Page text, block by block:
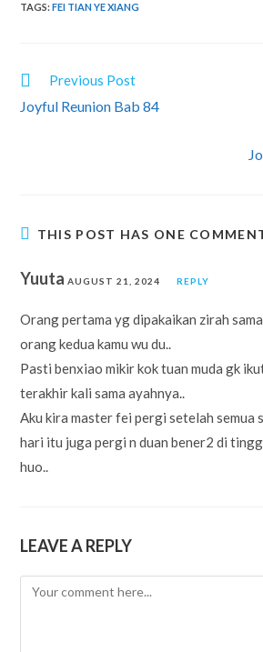
TAGS:FEI TIAN YE XIANG
READ
ARTICLES
Previous Post
Joyful Reunion Bab 84
THIS POST HAS ONE
YuutaAUGUST 21, 2024 REPLY
Orang pertama yg dipakaikan zirah
orang kedua kamu wu du..
Pasti benxiao mikir kok tuan muda gk
terakhir kali sama ayahnya..
Aku kira master fei pergi setelah semua
hari itu juga pergi n duan bener2 di
huo..
LEAVE A REPLY
Comment